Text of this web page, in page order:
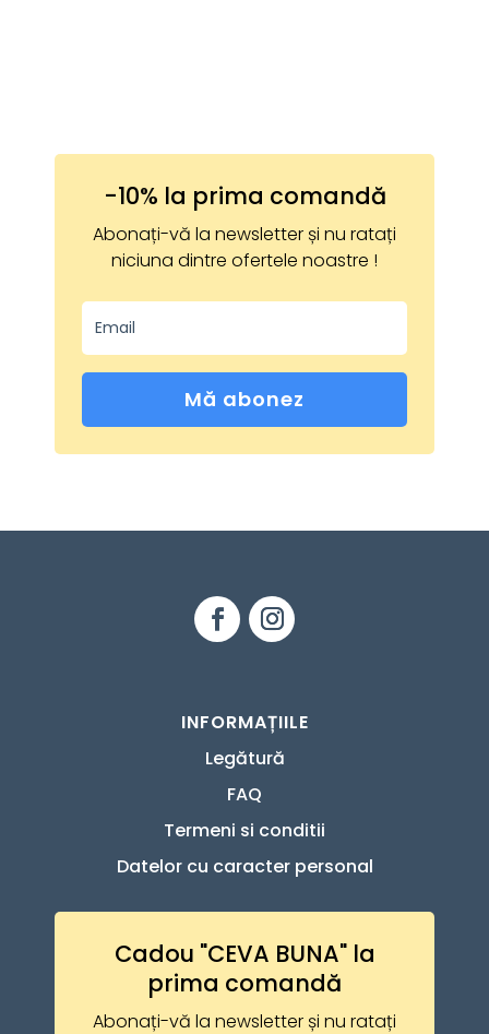
-10% la prima comandă
Abonați-vă la newsletter și nu ratați
niciuna dintre ofertele noastre !
Mă abonez
INFORMAȚIILE
Legătură
FAQ
Termeni si conditii
Datelor cu caracter personal
Cadou "CEVA BUNA" la
prima comandă
Abonați-vă la newsletter și nu ratați